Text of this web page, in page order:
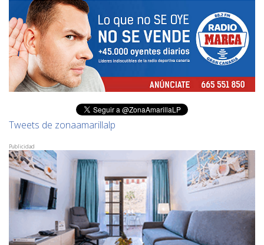
Tweets de zonaamarillalp
Publicidad